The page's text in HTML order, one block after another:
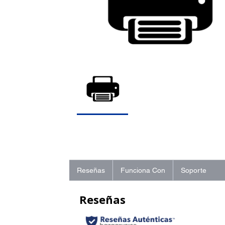
Reseñas Funciona Con Soporte